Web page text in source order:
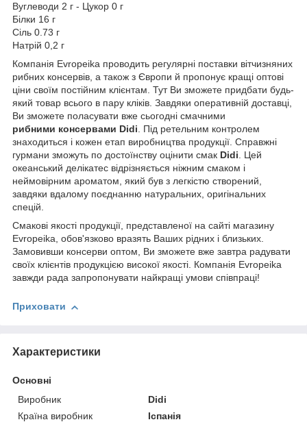
Вуглеводи 2 г - Цукор 0 г
Білки 16 г
Сіль 0.73 г
Натрій 0,2 г
Компанія Evropeika проводить регулярні поставки вітчизняних
рибних консервів, а також з Європи й пропонує кращі оптові
ціни своїм постійним клієнтам. Тут Ви зможете придбати будь-
який товар всього в пару кліків. Завдяки оперативній доставці,
Ви зможете поласувати вже сьогодні смачними
рибними консервами Didi. Під ретельним контролем
знаходиться і кожен етап виробництва продукції. Справжні
гурмани зможуть по достоїнству оцінити смак Didi. Цей
океанський делікатес відрізняється ніжним смаком і
неймовірним ароматом, який був з легкістю створений,
завдяки вдалому поєднанню натуральних, оригінальних
спецій.
Смакові якості продукції, представленої на сайті магазину
Evropeika, обов'язково вразять Ваших рідних і близьких.
Замовивши консерви оптом, Ви зможете вже завтра радувати
своїх клієнтів продукцією високої якості. Компанія Evropeika
завжди рада запропонувати найкращі умови співпраці!
Приховати
Характеристики
Основні
Виробник
Didi
Країна виробник
Іспанія